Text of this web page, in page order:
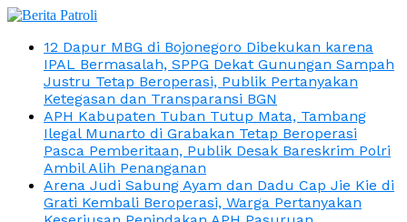
12 Dapur MBG di Bojonegoro Dibekukan karena
IPAL Bermasalah, SPPG Dekat Gunungan Sampah
Justru Tetap Beroperasi, Publik Pertanyakan
Ketegasan dan Transparansi BGN
APH Kabupaten Tuban Tutup Mata, Tambang
Ilegal Munarto di Grabakan Tetap Beroperasi
Pasca Pemberitaan, Publik Desak Bareskrim Polri
Ambil Alih Penanganan
Arena Judi Sabung Ayam dan Dadu Cap Jie Kie di
Grati Kembali Beroperasi, Warga Pertanyakan